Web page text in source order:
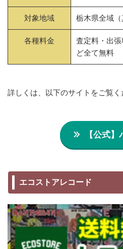
対象地域 栃木県全域（
各種料金
査定料・出
ど全て無料
詳しくは、以下のサイトをご覧く
【公式
エコストアレコード